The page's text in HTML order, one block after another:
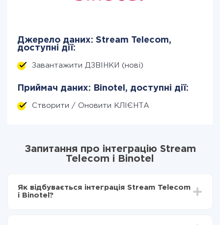
Джерело даних: Stream Telecom,
доступні дії:
Завантажити ДЗВІНКИ (нові)
Приймач даних: Binotel, доступні дії:
Створити / Оновити КЛІЄНТА
Запитання про інтеграцію Stream
Telecom і Binotel
Як відбувається інтеграція Stream Telecom
і Binotel?